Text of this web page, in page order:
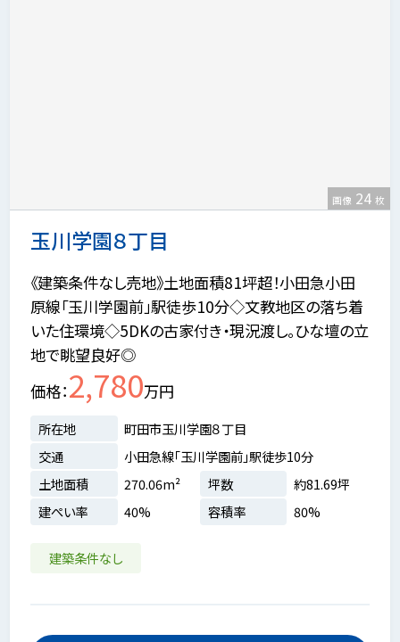
玉川学園８丁目
画像 24 枚
《建築条件なし売地》土地面積81坪超！小田急小田
原線「玉川学園前」駅徒歩10分◇文教地区の落ち着
いた住環境◇5DKの古家付き・現況渡し。ひな壇の立
地で眺望良好◎
価格 2,780万円
所在地
町田市玉川学園８丁目
交通
小田急線「玉川学園前」駅徒歩10分
土地面積
270.06m² 坪数
約81.69坪
建ぺい率
40% 容積率 80%
建築条件なし